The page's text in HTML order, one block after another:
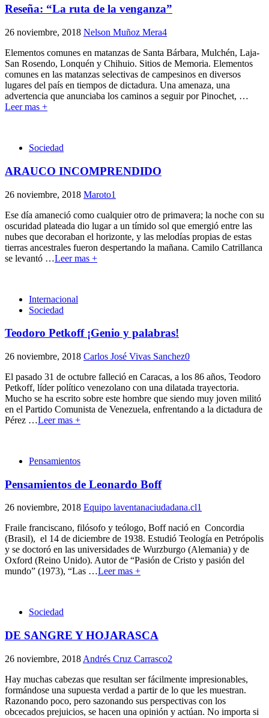
Reseña: “La ruta de la venganza”
26 noviembre, 2018 Nelson Muñoz Mera4
Elementos comunes en matanzas de Santa Bárbara, Mulchén, Laja-
San Rosendo, Lonquén y Chihuio. Sitios de Memoria. Elementos
comunes en las matanzas selectivas de campesinos en diversos
lugares del país en tiempos de dictadura. Una amenaza, una
advertencia que anunciaba los caminos a seguir por Pinochet, …
Leer mas +
Sociedad
ARAUCO INCOMPRENDIDO
26 noviembre, 2018 Maroto1
Ese día amaneció como cualquier otro de primavera; la noche con su
oscuridad plateada dio lugar a un tímido sol que emergió entre las
nubes que decoraban el horizonte, y las melodías propias de estas
tierras ancestrales fueron despertando la mañana. Camilo Catrillanca
se levantó …Leer mas +
Internacional
Sociedad
Teodoro Petkoff ¡Genio y palabras!
26 noviembre, 2018 Carlos José Vivas Sanchez0
El pasado 31 de octubre falleció en Caracas, a los 86 años, Teodoro
Petkoff, líder político venezolano con una dilatada trayectoria.
Mucho se ha escrito sobre este hombre que siendo muy joven militó
en el Partido Comunista de Venezuela, enfrentando a la dictadura de
Pérez …Leer mas +
Pensamientos
Pensamientos de Leonardo Boff
26 noviembre, 2018 Equipo laventanaciudadana.cl1
Fraile franciscano, filósofo y teólogo, Boff nació en Concordia
(Brasil), el 14 de diciembre de 1938. Estudió Teología en Petrópolis
y se doctoró en las universidades de Wurzburgo (Alemania) y de
Oxford (Reino Unido). Autor de “Pasión de Cristo y pasión del
mundo” (1973), “Las …Leer mas +
Sociedad
DE SANGRE Y HOJARASCA
26 noviembre, 2018 Andrés Cruz Carrasco2
Hay muchas cabezas que resultan ser fácilmente impresionables,
formándose una supuesta verdad a partir de lo que les muestran.
Razonando poco, pero sazonando sus perspectivas con los
obcecados prejuicios, se hacen una opinión y actúan. No importa si